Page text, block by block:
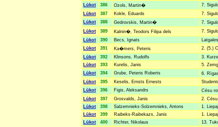
Lūkot
386 Ozols, Martin�
7.
Lūkot
387 Kokle, Eduards
7.
Lūkot
388 Gedrovskis, Martin�
7.
Lūkot
389 Kalnin�, Teodors Filipa dels
7.
Lūkot
390 Becs, Ignats
Lūkot
391 Ka�mers, Peteris
2. (5.)
Lūkot
392 Klinsons, Rudolfs
3.
Lūkot
393 Kurelis, Janis
5.
Lūkot
394 Grube, Peteris Roberts
6.
Lūkot
395 Keselis, Ernsts Ernests
Lūkot
396 Figis, Aleksandrs
Cēsu
Lūkot
397 Grosvalds, Janis
2.
Lūkot
398 Salzemnieks-Solzemnieks, Antons
1.
Lūkot
399 Raibeks-Raibekazs, Janis
1.
Lūkot
400 Richter, Nikolaus 13.